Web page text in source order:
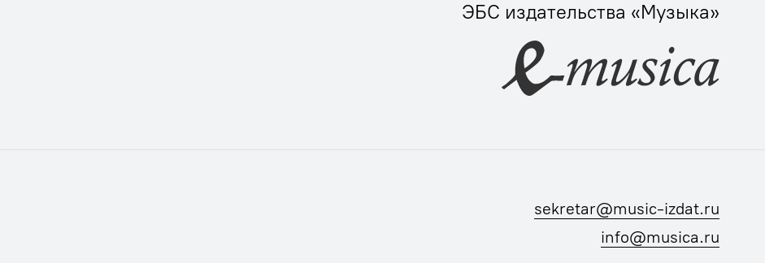
ЭБС издательства «Музыка»
sekretar@music-izdat.ru
info@musica.ru